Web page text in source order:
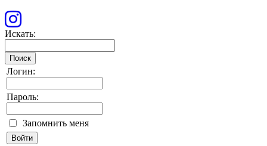
Искать:
Поиск
Логин:
Пароль:
Запомнить меня